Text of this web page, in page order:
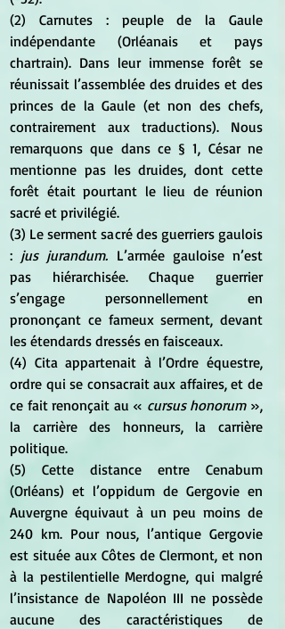
(2) Carnutes : peuple de la Gaule
indépendante (Orléanais et pays
chartrain). Dans leur immense forêt se
réunissait l’assemblée des druides et des
princes de la Gaule (et non des chefs,
contrairement aux traductions). Nous
remarquons que dans ce § 1, César ne
mentionne pas les druides, dont cette
forêt était pourtant le lieu de réunion
sacré et privilégié.
(3) Le serment sacré des guerriers gaulois
: jus jurandum. L’armée gauloise n’est
pas hiérarchisée. Chaque guerrier
s’engage personnellement en
prononçant ce fameux serment, devant
les étendards dressés en faisceaux.
(4) Cita appartenait à l’Ordre équestre,
ordre qui se consacrait aux affaires, et de
ce fait renonçait au « cursus honorum »,
la carrière des honneurs, la carrière
politique.
(5) Cette distance entre Cenabum
(Orléans) et l’oppidum de Gergovie en
Auvergne équivaut à un peu moins de
240 km. Pour nous, l’antique Gergovie
est située aux Côtes de Clermont, et non
à la pestilentielle Merdogne, qui malgré
l’insistance de Napoléon III ne possède
aucune des caractéristiques de